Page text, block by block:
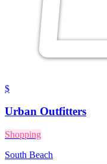
$
Urban Outfitters
Shopping
South Beach